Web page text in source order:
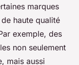
marques
haute qualité
exemple, des
non seulement
mais aussi